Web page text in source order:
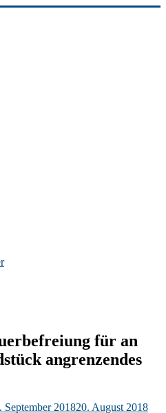
für an
angrenzendes
September 201820. August 2018